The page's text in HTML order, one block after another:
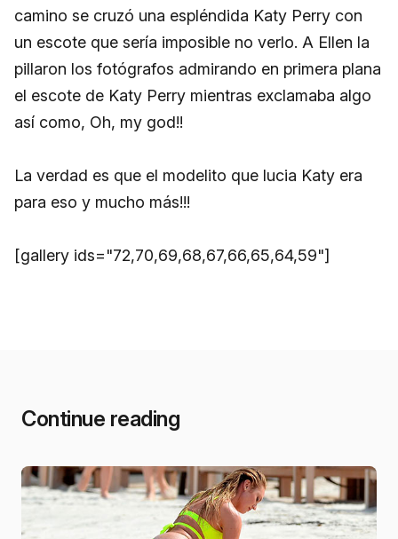
camino se cruzó una espléndida Katy Perry con
un escote que sería imposible no verlo. A Ellen la
pillaron los fotógrafos admirando en primera plana
el escote de Katy Perry mientras exclamaba algo
así como, Oh, my god!!
La verdad es que el modelito que lucia Katy era
para eso y mucho más!!!
[gallery ids="72,70,69,68,67,66,65,64,59"]
Continue reading